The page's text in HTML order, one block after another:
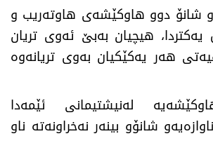
شانۆ دوو هاوكێشەی هاوتەریب و
هیچیان بەبێ‌ ئەوی تریان
هەر یەكێكیان بەوی تریانەوە
لەنیشتیمانی ئێمەدا
شانۆو بینەر نەخراونەتە ناو